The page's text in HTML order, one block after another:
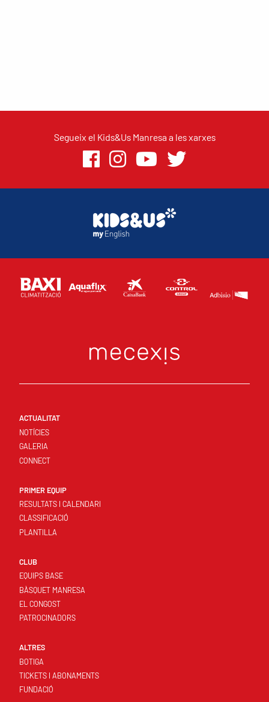
Segueix el Kids&Us Manresa a les xarxes
ACTUALITAT
NOTÍCIES
GALERIA
CONNECT
PRIMER EQUIP
RESULTATS I CALENDARI
CLASSIFICACIÓ
PLANTILLA
CLUB
EQUIPS BASE
BÀSQUET MANRESA
EL CONGOST
PATROCINADORS
ALTRES
BOTIGA
TICKETS I ABONAMENTS
FUNDACIÓ